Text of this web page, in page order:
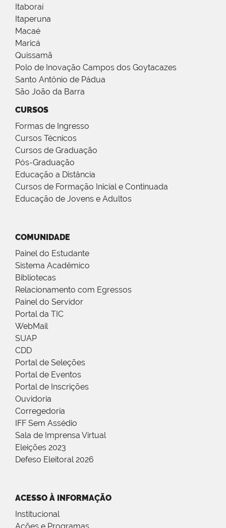
Itaboraí
Itaperuna
Macaé
Maricá
Quissamã
Polo de Inovação Campos dos Goytacazes
Santo Antônio de Pádua
São João da Barra
CURSOS
Formas de Ingresso
Cursos Técnicos
Cursos de Graduação
Pós-Graduação
Educação a Distância
Cursos de Formação Inicial e Continuada
Educação de Jovens e Adultos
COMUNIDADE
Painel do Estudante
Sistema Acadêmico
Bibliotecas
Relacionamento com Egressos
Painel do Servidor
Portal da TIC
WebMail
SUAP
CDD
Portal de Seleções
Portal de Eventos
Portal de Inscrições
Ouvidoria
Corregedoria
IFF Sem Assédio
Sala de Imprensa Virtual
Eleições 2023
Defeso Eleitoral 2026
ACESSO À INFORMAÇÃO
Institucional